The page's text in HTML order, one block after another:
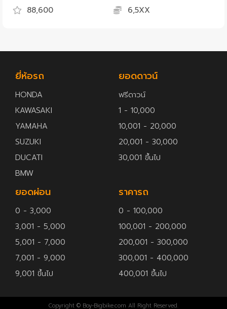
88,600
6,5XX
ยี่ห้อรถ
HONDA
KAWASAKI
YAMAHA
SUZUKI
DUCATI
BMW
ยอดดาวน์
ฟรีดาวน์
1 - 10,000
10,001 - 20,000
20,001 - 30,000
30,001 ขึ้นไป
ยอดผ่อน
0 - 3,000
3,001 - 5,000
5,001 - 7,000
7,001 - 9,000
9,001 ขึ้นไป
ราคารถ
0 - 100,000
100,001 - 200,000
200,001 - 300,000
300,001 - 400,000
400,001 ขึ้นไป
Copyright © Boy-Bigbike.com All Right Reserved.